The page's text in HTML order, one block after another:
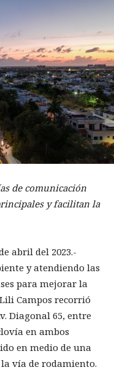
de comunicación
y facilitan la
abril del 2023.-
y atendiendo las
para mejorar la
Campos recorrió
Diagonal 65, entre
en ambos
en medio de una
vía de rodamiento.